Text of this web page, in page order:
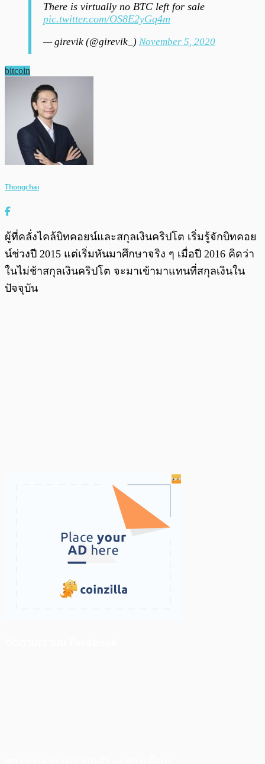
There is virtually no BTC left for sale
pic.twitter.com/OS8E2yGq4m
— girevik (@girevik_) November 5, 2020
bitcoin
Thongchai
ผู้ที่คลั่งไคล้บิทคอยน์และสกุลเงินคริปโต เริ่มรู้จักบิทคอย
น์ช่วงปี 2015 แต่เริ่มหันมาศึกษาจริง ๆ เมื่อปี 2016 คิดว่า
ในไม่ช้าสกุลเงินคริปโต จะมาเข้ามาแทนที่สกุลเงินใน
ปัจจุบัน